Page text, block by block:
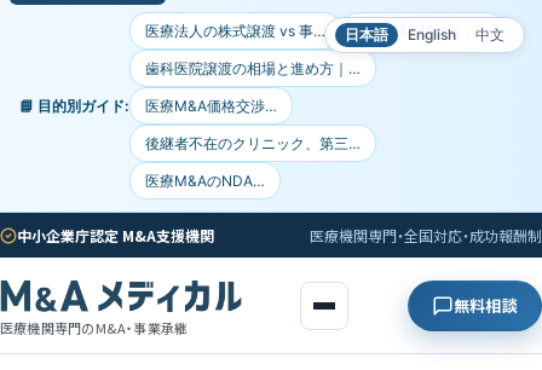
日本語 English 中文
📘 目的別ガイド:
医療法人の株式譲渡 vs 事… 医療M&A契約書｜…
歯科医院譲渡の相場と進め方｜…
医療M&A価格交渉…
後継者不在のクリニック、第三…
医療M&AのNDA…
中小企業庁認定 M&A支援機関 医療機関専門・全国対応・成功報酬制
医療機関専門のM&A・事業承継
無料相談